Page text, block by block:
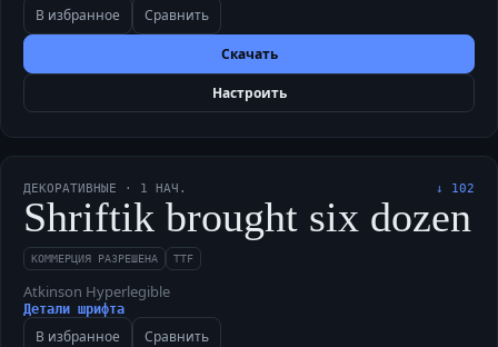
В избранное Сравнить
Скачать
Настроить
ДЕКОРАТИВНЫЕ · 1 НАЧ. ↓ 102
Shriftik brought six dozen
КОММЕРЦИЯ РАЗРЕШЕНА TTF
Atkinson Hyperlegible
Детали шрифта
В избранное Сравнить